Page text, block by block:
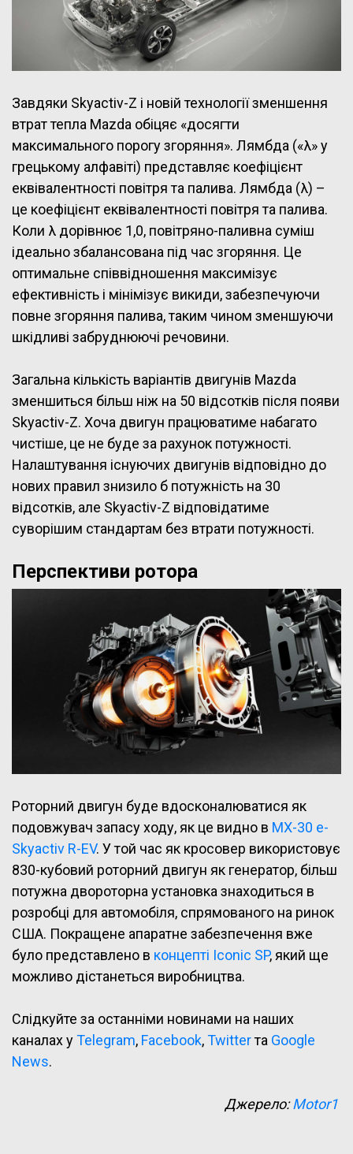
Завдяки Skyactiv-Z і новій технології зменшення
втрат тепла Mazda обіцяє «досягти
максимального порогу згоряння». Лямбда («λ» у
грецькому алфавіті) представляє коефіцієнт
еквівалентності повітря та палива. Лямбда (λ) –
це коефіцієнт еквівалентності повітря та палива.
Коли λ дорівнює 1,0, повітряно-паливна суміш
ідеально збалансована під час згоряння. Це
оптимальне співвідношення максимізує
ефективність і мінімізує викиди, забезпечуючи
повне згоряння палива, таким чином зменшуючи
шкідливі забруднюючі речовини.
Загальна кількість варіантів двигунів Mazda
зменшиться більш ніж на 50 відсотків після появи
Skyactiv-Z. Хоча двигун працюватиме набагато
чистіше, це не буде за рахунок потужності.
Налаштування існуючих двигунів відповідно до
нових правил знизило б потужність на 30
відсотків, але Skyactiv-Z відповідатиме
суворішим стандартам без втрати потужності.
Перспективи ротора
Роторний двигун буде вдосконалюватися як
подовжувач запасу ходу, як це видно в MX-30 e-
Skyactiv R-EV. У той час як кросовер використовує
830-кубовий роторний двигун як генератор, більш
потужна двороторна установка знаходиться в
розробці для автомобіля, спрямованого на ринок
США. Покращене апаратне забезпечення вже
було представлено в концепті Iconic SP, який ще
можливо дістанеться виробництва.
Слідкуйте за останніми новинами на наших
каналах уTelegram, Facebook,Twitterта Google
News.
Джерело:Motor1